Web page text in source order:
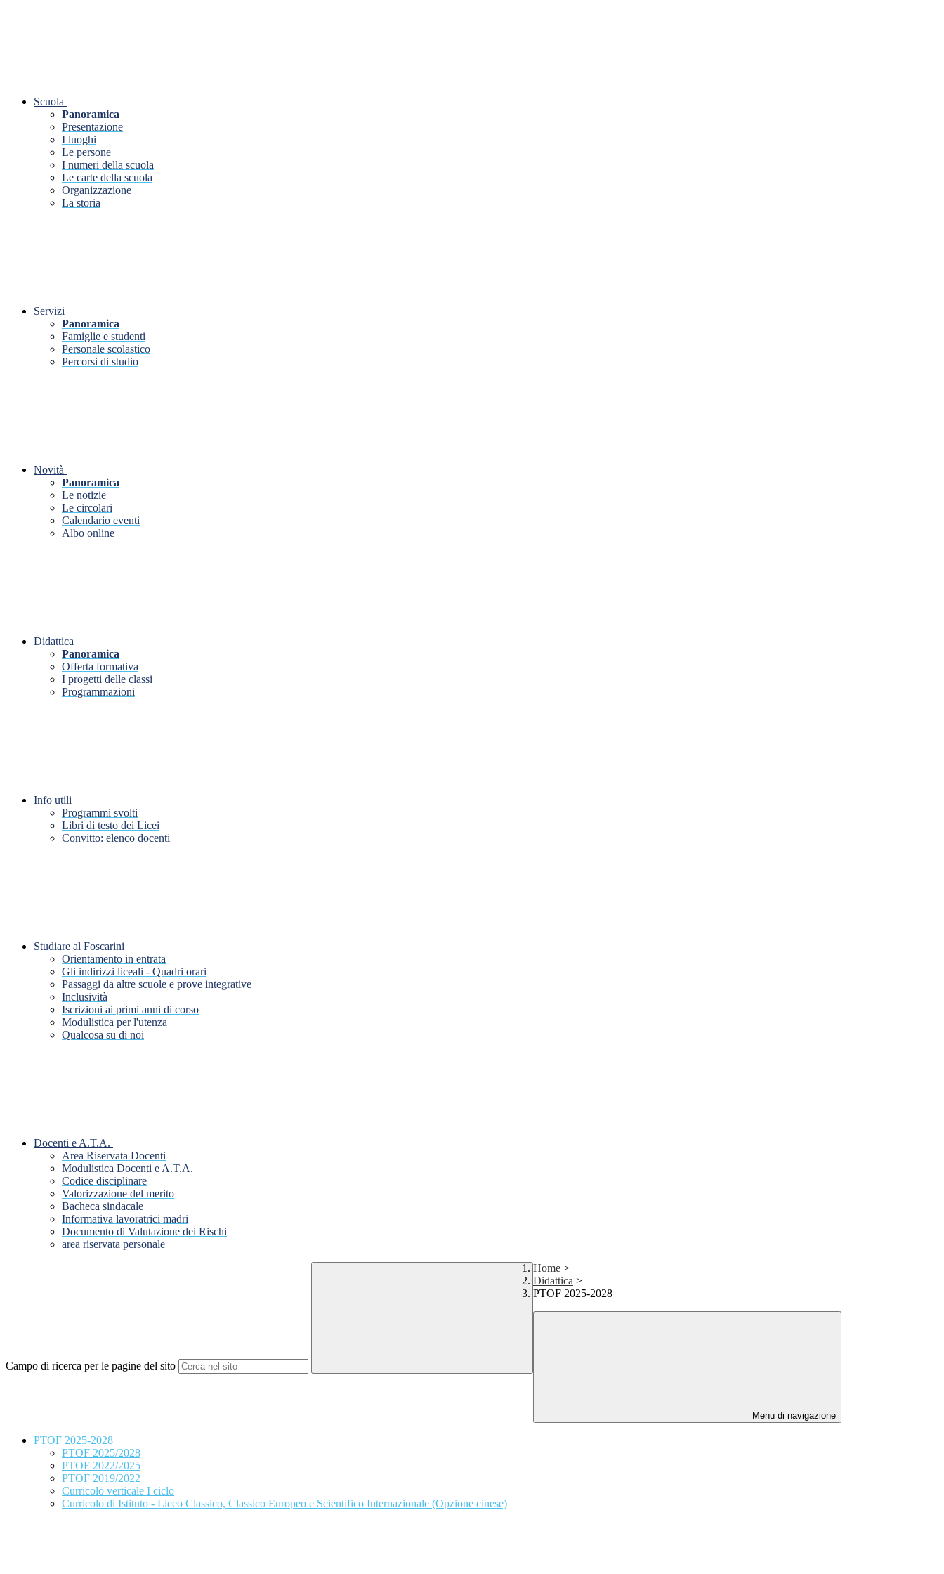
Scuola
Panoramica
Presentazione
I luoghi
Le persone
I numeri della scuola
Le carte della scuola
Organizzazione
La storia
Servizi
Panoramica
Famiglie e studenti
Personale scolastico
Percorsi di studio
Novità
Panoramica
Le notizie
Le circolari
Calendario eventi
Albo online
Didattica
Panoramica
Offerta formativa
I progetti delle classi
Programmazioni
Info utili
Programmi svolti
Libri di testo dei Licei
Convitto: elenco docenti
Studiare al Foscarini
Orientamento in entrata
Gli indirizzi liceali - Quadri orari
Passaggi da altre scuole e prove integrative
Inclusività
Iscrizioni ai primi anni di corso
Modulistica per l'utenza
Qualcosa su di noi
Docenti e A.T.A.
Area Riservata Docenti
Modulistica Docenti e A.T.A.
Codice disciplinare
Valorizzazione del merito
Bacheca sindacale
Informativa lavoratrici madri
Documento di Valutazione dei Rischi
area riservata personale
Campo di ricerca per le pagine del sito
Home >
Didattica >
PTOF 2025-2028
Menu di navigazione
PTOF 2025-2028
PTOF 2025/2028
PTOF 2022/2025
PTOF 2019/2022
Curricolo verticale I ciclo
Curricolo di Istituto - Liceo Classico, Classico Europeo e Scientifico Internazionale (Opzione cinese)